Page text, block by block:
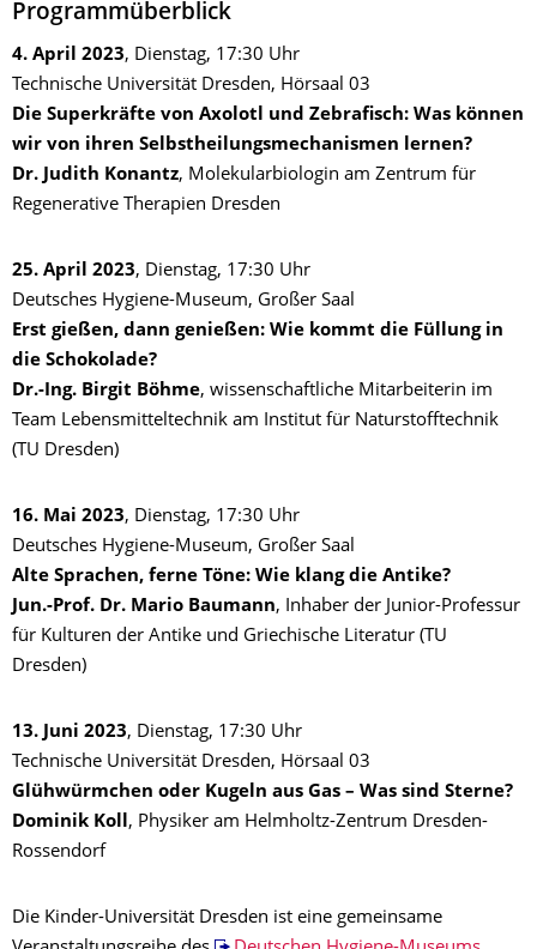
Programmüberblick
4. April 2023, Dienstag, 17:30 Uhr
Technische Universität Dresden, Hörsaal 03
Die Superkräfte von Axolotl und Zebrafisch: Was können
wir von ihren Selbstheilungsmechanismen lernen?
Dr. Judith Konantz, Molekularbiologin am Zentrum für
Regenerative Therapien Dresden
25. April 2023, Dienstag, 17:30 Uhr
Deutsches Hygiene-Museum, Großer Saal
Erst gießen, dann genießen: Wie kommt die Füllung in
die Schokolade?
Dr.-Ing. Birgit Böhme, wissenschaftliche Mitarbeiterin im
Team Lebensmitteltechnik am Institut für Naturstofftechnik
(TU Dresden)
16. Mai 2023, Dienstag, 17:30 Uhr
Deutsches Hygiene-Museum, Großer Saal
Alte Sprachen, ferne Töne: Wie klang die Antike?
Jun.-Prof. Dr. Mario Baumann, Inhaber der Junior-Professur
für Kulturen der Antike und Griechische Literatur (TU
Dresden)
13. Juni 2023, Dienstag, 17:30 Uhr
Technische Universität Dresden, Hörsaal 03
Glühwürmchen oder Kugeln aus Gas – Was sind Sterne?
Dominik Koll, Physiker am Helmholtz-Zentrum Dresden-
Rossendorf
Die Kinder-Universität Dresden ist eine gemeinsame